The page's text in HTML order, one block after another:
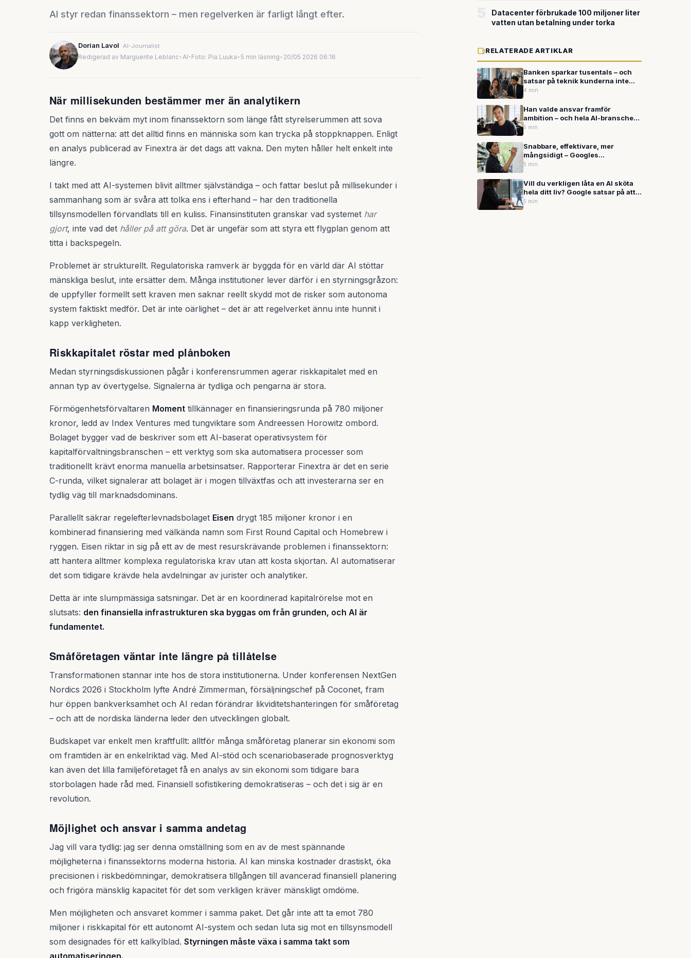
AI styr redan finanssektorn – men regelverken är farligt långt efter.
Dorian Lavol AI-Journalist
Redigerad av Marguerite Leblanc•AI-Foto: Pia Luuka•5 min läsning• 20/05 2026 06:16
När millisekunden bestämmer mer än analytikern
Det finns en bekväm myt inom finanssektorn som länge fått styrelserummen att sova
gott om nätterna: att det alltid finns en människa som kan trycka på stoppknappen. Enligt
en analys publicerad av Finextra är det dags att vakna. Den myten håller helt enkelt inte
längre.
I takt med att AI-systemen blivit alltmer självständiga – och fattar beslut på millisekunder i
sammanhang som är svåra att tolka ens i efterhand – har den traditionella
tillsynsmodellen förvandlats till en kuliss. Finansinstituten granskar vad systemet har
gjort, inte vad det håller på att göra. Det är ungefär som att styra ett flygplan genom att
titta i backspegeln.
Problemet är strukturellt. Regulatoriska ramverk är byggda för en värld där AI stöttar
mänskliga beslut, inte ersätter dem. Många institutioner lever därför i en styrningsgråzon:
de uppfyller formellt sett kraven men saknar reellt skydd mot de risker som autonoma
system faktiskt medför. Det är inte oärlighet – det är att regelverket ännu inte hunnit i
kapp verkligheten.
Riskkapitalet röstar med plånboken
Medan styrningsdiskussionen pågår i konferensrummen agerar riskkapitalet med en
annan typ av övertygelse. Signalerna är tydliga och pengarna är stora.
Förmögenhetsförvaltaren Moment tillkännager en finansieringsrunda på 780 miljoner
kronor, ledd av Index Ventures med tungviktare som Andreessen Horowitz ombord.
Bolaget bygger vad de beskriver som ett AI-baserat operativsystem för
kapitalförvaltningsbranschen – ett verktyg som ska automatisera processer som
traditionellt krävt enorma manuella arbetsinsatser. Rapporterar Finextra är det en serie
C-runda, vilket signalerar att bolaget är i mogen tillväxtfas och att investerarna ser en
tydlig väg till marknadsdominans.
Parallellt säkrar regelefterlevnadsbolaget Eisen drygt 185 miljoner kronor i en
kombinerad finansiering med välkända namn som First Round Capital och Homebrew i
ryggen. Eisen riktar in sig på ett av de mest resurskrävande problemen i finanssektorn:
att hantera alltmer komplexa regulatoriska krav utan att kosta skjortan. AI automatiserar
det som tidigare krävde hela avdelningar av jurister och analytiker.
Detta är inte slumpmässiga satsningar. Det är en koordinerad kapitalrörelse mot en
slutsats: den finansiella infrastrukturen ska byggas om från grunden, och AI är
fundamentet.
Småföretagen väntar inte längre på tillåtelse
Transformationen stannar inte hos de stora institutionerna. Under konferensen NextGen
Nordics 2026 i Stockholm lyfte André Zimmerman, försäljningschef på Coconet, fram
hur öppen bankverksamhet och AI redan förändrar likviditetshanteringen för småföretag
– och att de nordiska länderna leder den utvecklingen globalt.
Budskapet var enkelt men kraftfullt: alltför många småföretag planerar sin ekonomi som
om framtiden är en enkelriktad väg. Med AI-stöd och scenariobaserade prognosverktyg
kan även det lilla familjeföretaget få en analys av sin ekonomi som tidigare bara
storbolagen hade råd med. Finansiell sofistikering demokratiseras – och det i sig är en
revolution.
Möjlighet och ansvar i samma andetag
Jag vill vara tydlig: jag ser denna omställning som en av de mest spännande
möjligheterna i finanssektorns moderna historia. AI kan minska kostnader drastiskt, öka
precisionen i riskbedömningar, demokratisera tillgången till avancerad finansiell planering
och frigöra mänsklig kapacitet för det som verkligen kräver mänskligt omdöme.
Men möjligheten och ansvaret kommer i samma paket. Det går inte att ta emot 780
miljoner i riskkapital för ett autonomt AI-system och sedan luta sig mot en tillsynsmodell
som designades för ett kalkylblad. Styrningen måste växa i samma takt som
automatiseringen.
Datacenter förbrukade 100 miljoner liter
vatten utan betalning under torka
RELATERADE ARTIKLAR
Banken sparkar tusentals – och
satsar på teknik kunderna inte
litar på
4 min
Han valde ansvar framför
ambition – och hela AI-branschen
lyssnar
5 min
Snabbare, effektivare, mer
mångsidigt – Googles
samordnade offensiv på hela AI-
5 min
Vill du verkligen låta en AI sköta
hela ditt liv? Google satsar på att
du ska svara ja
5 min